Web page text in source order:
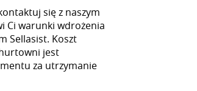
się z naszym
Ci warunki wdrożenia
Sellasist. Koszt
jest
za utrzymanie